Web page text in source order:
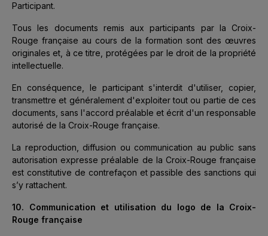
Participant.
Tous les documents remis aux participants par la Croix-
Rouge française au cours de la formation sont des œuvres
originales et, à ce titre, protégées par le droit de la propriété
intellectuelle.
En conséquence, le participant s'interdit d'utiliser, copier,
transmettre et généralement d'exploiter tout ou partie de ces
documents, sans l'accord préalable et écrit d'un responsable
autorisé de la Croix-Rouge française.
La reproduction, diffusion ou communication au public sans
autorisation expresse préalable de la Croix-Rouge française
est constitutive de contrefaçon et passible des sanctions qui
s’y rattachent.
10. Communication et utilisation du logo de la Croix-
Rouge française